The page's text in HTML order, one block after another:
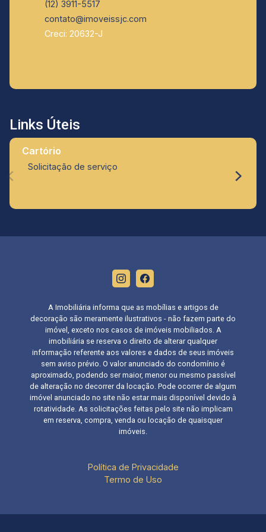
(12) 3911-5517
contato@imoveissjc.com
Creci: 20632-J
Links Úteis
Cartório
Solicitação de serviço
A Imobiliária informa que as mobílias e artigos de
decoração são meramente ilustrativos - não fazem parte do
imóvel, exceto nos casos de imóveis mobiliados. A
imobiliária se reserva o direito de alterar qualquer
informação referente aos valores e dados de seus imóveis
sem aviso prévio. O valor anunciado do condomínio é
aproximado, podendo ser maior, menor ou mesmo passível
de alteração no decorrer da locação. Pode ocorrer de algum
imóvel anunciado no site não estar mais disponível devido à
rotatividade. As solicitações feitas pelo site não implicam
em reserva, compra, venda ou locação de quaisquer
imóveis.
Política de Privacidade
Termo de Uso